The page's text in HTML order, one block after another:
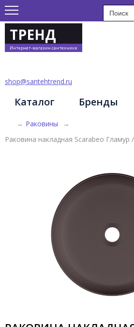
ТРЕНД
Интернет-магазин сантехники
shop@santehtrend.ru
Каталог Бренды
→ Раковины
→
Раковина накладная Scarabeo Гламур